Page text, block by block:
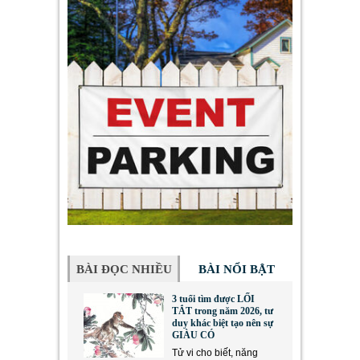
BÀI ĐỌC NHIỀU BÀI NỔI BẬT
3 tuổi tìm được LỐI
TẮT trong năm 2026, tư
duy khác biệt tạo nên sự
GIÀU CÓ
Tử vi cho biết, năng